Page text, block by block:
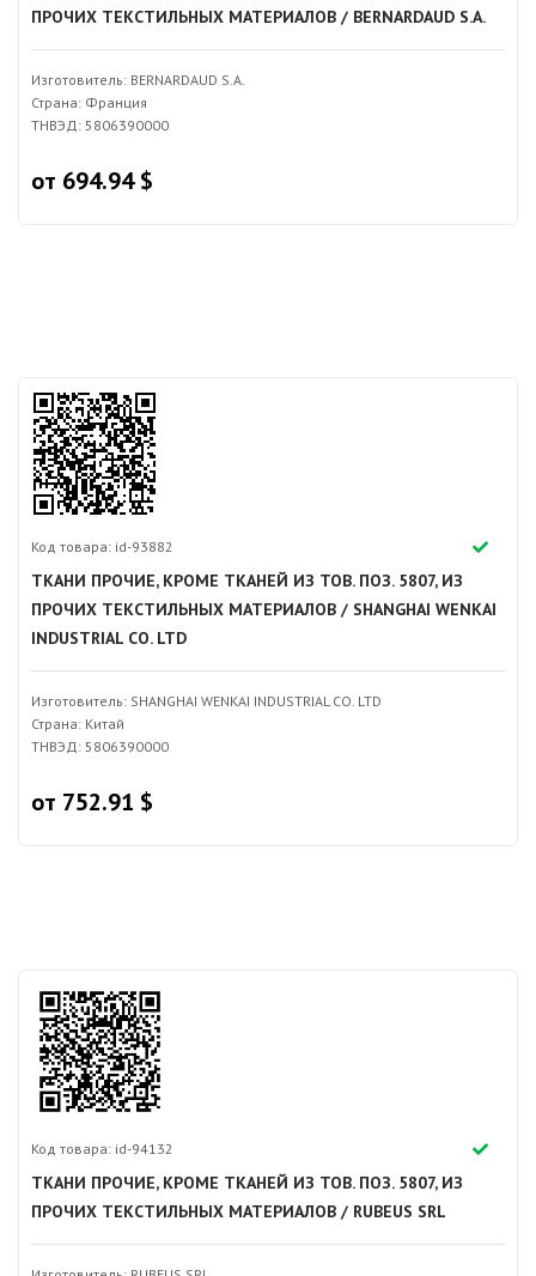
ПРОЧИХ ТЕКСТИЛЬНЫХ МАТЕРИАЛОВ / BERNARDAUD S.A.
Изготовитель: BERNARDAUD S.A.
Страна: Франция
ТНВЭД: 5806390000
от 694.94 $
Код товара: id-93882
ТКАНИ ПРОЧИЕ, КРОМЕ ТКАНЕЙ ИЗ ТОВ. ПОЗ. 5807, ИЗ
ПРОЧИХ ТЕКСТИЛЬНЫХ МАТЕРИАЛОВ / SHANGHAI WENKAI
INDUSTRIAL CO. LTD
Изготовитель: SHANGHAI WENKAI INDUSTRIAL CO. LTD
Страна: Китай
ТНВЭД: 5806390000
от 752.91 $
Код товара: id-94132
ТКАНИ ПРОЧИЕ, КРОМЕ ТКАНЕЙ ИЗ ТОВ. ПОЗ. 5807, ИЗ
ПРОЧИХ ТЕКСТИЛЬНЫХ МАТЕРИАЛОВ / RUBEUS SRL